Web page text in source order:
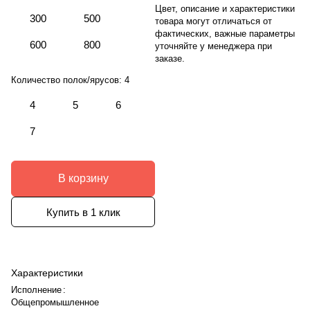
300 500
600 800
Количество полок/ярусов: 4
4 5 6
7
В корзину
Купить в 1 клик
Характеристики
Исполнение :
Общепромышленное
Цвет, описание и характеристики
товара могут отличаться от
фактических, важные параметры
уточняйте у менеджера при
заказе.